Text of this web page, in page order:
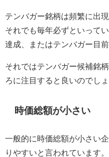
テンバガー銘柄は頻繁に出
それでも毎年必ずといって
達成、またはテンバガー目
それではテンバガー候補銘
ろに注目すると良いのでしょ
時価総額が小さい
一般的に時価総額が小さい
りやすいと言われています。